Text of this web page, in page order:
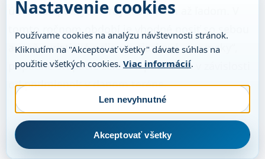
údolia sú pokryté tvrdým snehom až ľadom. V
tomto ročnom období je vhodné nosiť so sebou
aspoň turistické palice, retiazkové „nesmeky“,
prípadne stúpacie železá a použiť ich v závislosti
od podmienok v danom teréne.
Nastavenie cookies
Používame cookies na analýzu návštevnosti stránok.
Kliknutím na "Akceptovať všetky" dávate súhlas na
použitie všetkých cookies. Viac informácií.
Len nevyhnutné
Akceptovať všetky